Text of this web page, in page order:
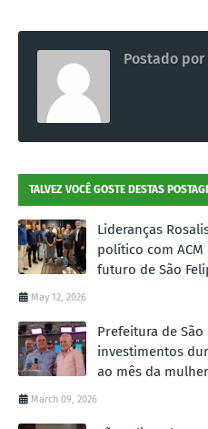
Postado por
TALVEZ VOCÊ GOSTE DESTAS
Lideranças
político com
futuro de São
May 12, 2026
Prefeitura de
investimentos
ao mês da mulher
March 09, 2026